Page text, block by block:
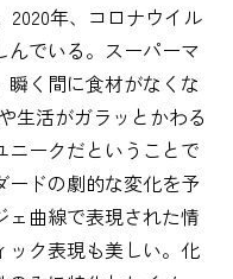
2020年、コロナウイル
んでいる。スーパーマ
く間に食材がなくな
生活がガラッとかわる
ニークだということで
ードの劇的な変化を予
曲線で表現された情
ック表現も美しい。化